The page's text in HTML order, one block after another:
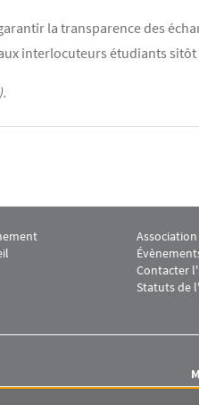
la transparence des
interlocuteurs étudiants sitôt
2
Conseil des collectivités
Menu
Contacter
Statuts de